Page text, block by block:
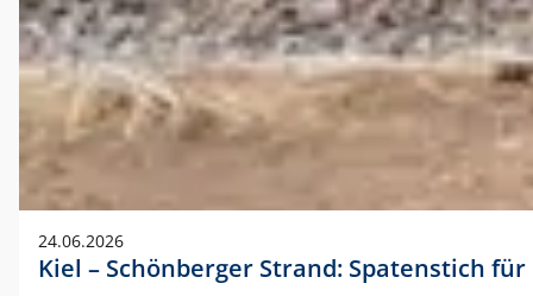
24.06.2026
Kiel – Schönberger Strand: Spatenstich